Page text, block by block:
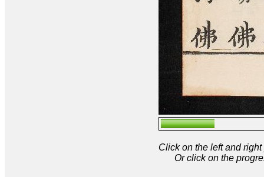
Click on the left and
Or click on the